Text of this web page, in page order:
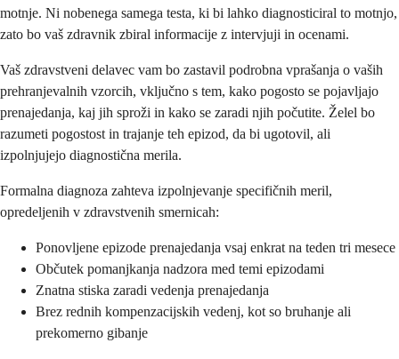
motnje. Ni nobenega samega testa, ki bi lahko diagnosticiral to motnjo,
zato bo vaš zdravnik zbiral informacije z intervjuji in ocenami.
Vaš zdravstveni delavec vam bo zastavil podrobna vprašanja o vaših
prehranjevalnih vzorcih, vključno s tem, kako pogosto se pojavljajo
prenajedanja, kaj jih sproži in kako se zaradi njih počutite. Želel bo
razumeti pogostost in trajanje teh epizod, da bi ugotovil, ali
izpolnjujejo diagnostična merila.
Formalna diagnoza zahteva izpolnjevanje specifičnih meril,
opredeljenih v zdravstvenih smernicah:
Ponovljene epizode prenajedanja vsaj enkrat na teden tri mesece
Občutek pomanjkanja nadzora med temi epizodami
Znatna stiska zaradi vedenja prenajedanja
Brez rednih kompenzacijskih vedenj, kot so bruhanje ali
prekomerno gibanje